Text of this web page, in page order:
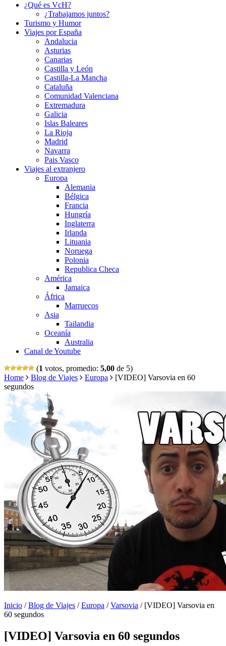
¿Qué es VcH?
¿Trabajamos juntos?
Turismo y Humor
Viajes por España
Andalucia
Asturias
Canarias
Castilla y León
Castilla-La Mancha
Cataluña
Comunidad Valenciana
Extremadura
Galicia
Islas Baleares
La Rioja
Madrid
Navarra
Pais Vasco
Viajes al extranjero
Europa
Alemania
Bélgica
Francia
Hungría
Inglaterra
Irlanda
Lituania
Noruega
Polonia
Republica Checa
América
Jamaica
África
Marruecos
Asia
Tailandia
Oceanía
Australia
Canal de Youtube
(1 votos, promedio: 5,00 de 5)
Home
Blog de Viajes Europa
[VIDEO] Varsovia en 60
segundos
Inicio /Blog de Viajes /Europa /Varsovia / [VIDEO] Varsovia en
60 segundos
[VIDEO] Varsovia en 60 segundos